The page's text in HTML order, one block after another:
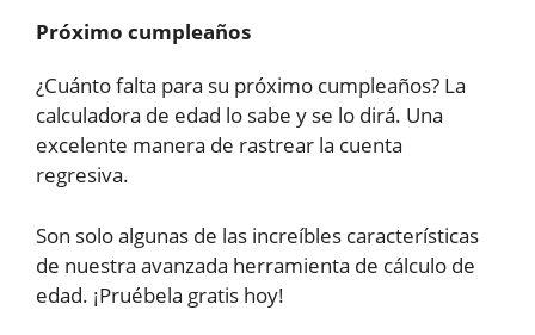
Próximo cumpleaños
¿Cuánto falta para su próximo cumpleaños? La
calculadora de edad lo sabe y se lo dirá. Una
excelente manera de rastrear la cuenta
regresiva.
Son solo algunas de las increíbles características
de nuestra avanzada herramienta de cálculo de
edad. ¡Pruébela gratis hoy!